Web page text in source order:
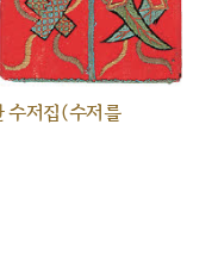
수저집(수저를